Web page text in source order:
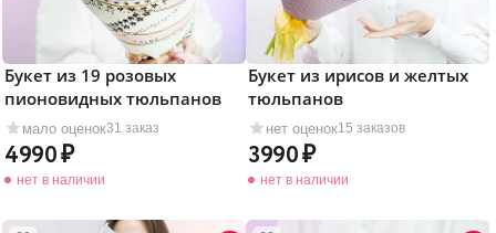
мало оценок31 заказ
Букет из 19 розовых
пионовидных тюльпанов
4990
нет в наличии
нет оценок15 заказов
Букет из ирисов и желтых
тюльпанов
3990
нет в наличии